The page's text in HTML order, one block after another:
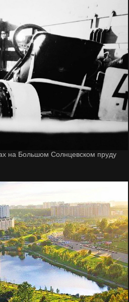
на Большом Солнцевском пруду